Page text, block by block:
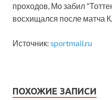
проходов, Мо забил
восхищался после матча
Источник: sportmail.ru
ПОХОЖИЕ ЗАПИСИ